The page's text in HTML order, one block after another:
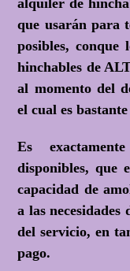
alquiler de
que usarán para
posibles, conque
hinchables de
al momento del
el cual es
Es
disponibles, que
capacidad de
a las necesidades
del servicio, en
pago.